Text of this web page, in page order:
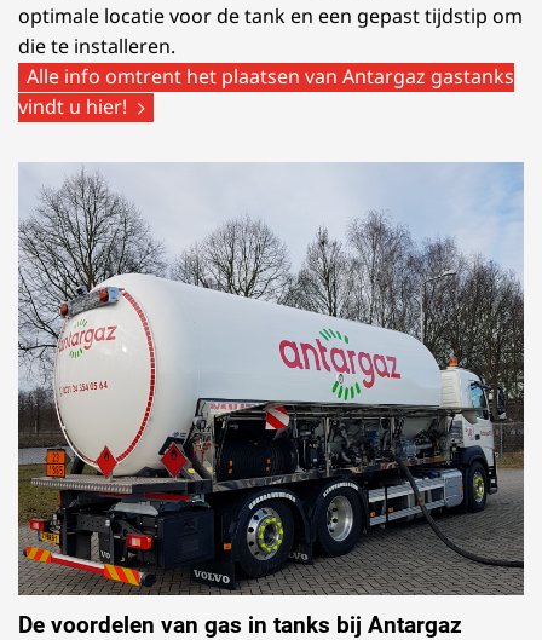
optimale locatie voor de tank en een gepast tijdstip om
die te installeren.
Alle info omtrent het plaatsen van Antargaz gastanks
vindt u hier!
De voordelen van gas in tanks bij Antargaz